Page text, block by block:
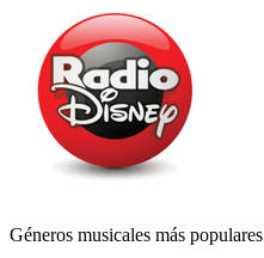
Géneros musicales más populares